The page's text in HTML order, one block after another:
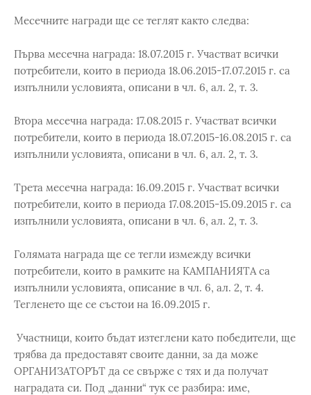
Месечните награди ще се теглят както следва:
Първа месечна награда: 18.07.2015 г. Участват всички
потребители, които в периода 18.06.2015-17.07.2015 г. са
изпълнили условията, описани в чл. 6, ал. 2, т. 3.
Втора месечна награда: 17.08.2015 г. Участват всички
потребители, които в периода 18.07.2015-16.08.2015 г. са
изпълнили условията, описани в чл. 6, ал. 2, т. 3.
Трета месечна награда: 16.09.2015 г. Участват всички
потребители, които в периода 17.08.2015-15.09.2015 г. са
изпълнили условията, описани в чл. 6, ал. 2, т. 3.
Голямата награда ще се тегли измежду всички
потребители, които в рамките на КАМПАНИЯТА са
изпълнили условията, описание в чл. 6, ал. 2, т. 4.
Тегленето ще се състои на 16.09.2015 г.
Участници, които бъдат изтеглени като победители, ще
трябва да предоставят своите данни, за да може
ОРГАНИЗАТОРЪТ да се свърже с тях и да получат
наградата си. Под „данни“ тук се разбира: име,